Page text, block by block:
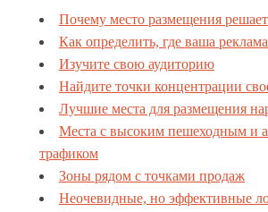
Почему место размещения
Как определить, где ваша
Изучите свою аудиторию
Найдите точки концентрации
Лучшие места для размещения
Места с высоким пешеходным и
трафиком
Зоны рядом с точками продаж
Неочевидные, но эффективные